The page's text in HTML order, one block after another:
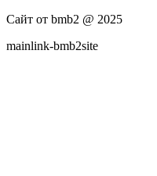
Сайт от bmb2 @ 2025
mainlink-bmb2site